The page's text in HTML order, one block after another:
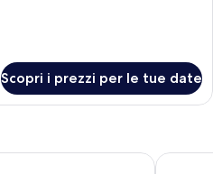
Scopri i prezzi per le tue date
Hotel